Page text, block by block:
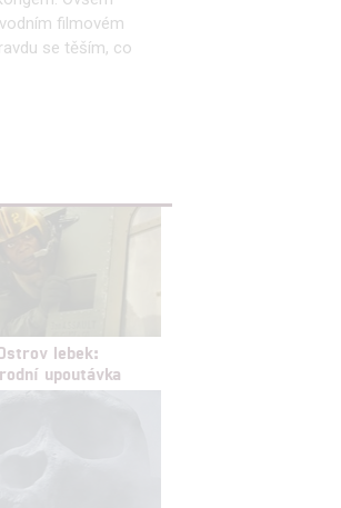
filmovém
se těším, co
lebek:
upoutávka
podvodů a odstraňování chyb,